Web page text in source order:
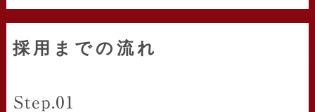
採用までの流れ